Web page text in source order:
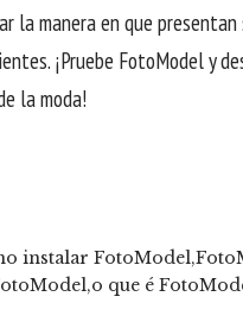
la manera en que presentan
¡Pruebe FotoModel y
la moda!
instalar FotoModel
o que é